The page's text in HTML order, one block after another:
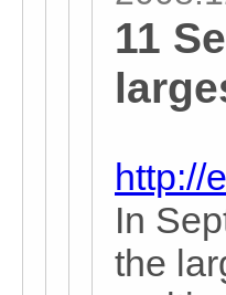
11
http://
In
the